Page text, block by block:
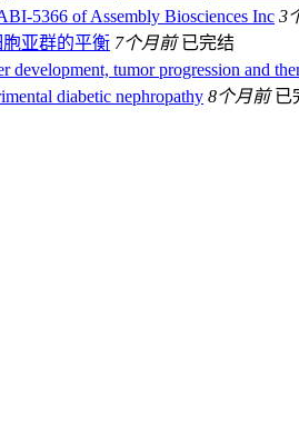
5366 of Assembly Biosciences Inc 3
亚群的平衡 7个月前 已完结
tumor progression and
diabetic nephropathy 8个月前 已